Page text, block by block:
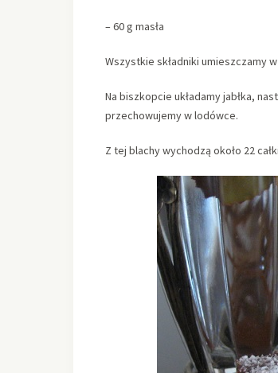
– 60 g masła
Wszystkie składniki umieszczamy
Na biszkopcie układamy jabłka,
przechowujemy w lodówce.
Z tej blachy wychodzą około 22